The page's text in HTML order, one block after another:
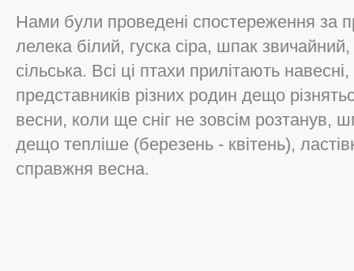
Нами були проведені спостереження за
лелека білий, гуска сіра, шпак
сільська. Всі ці птахи прилітають
представників різних родин дещо
весни, коли ще сніг не зовсім розтанув,
дещо тепліше (березень - квітень),
справжня весна.